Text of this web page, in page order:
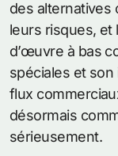
des alternatives
leurs risques, et
d’œuvre à bas
spéciales et
flux
désormais
sérieusement.